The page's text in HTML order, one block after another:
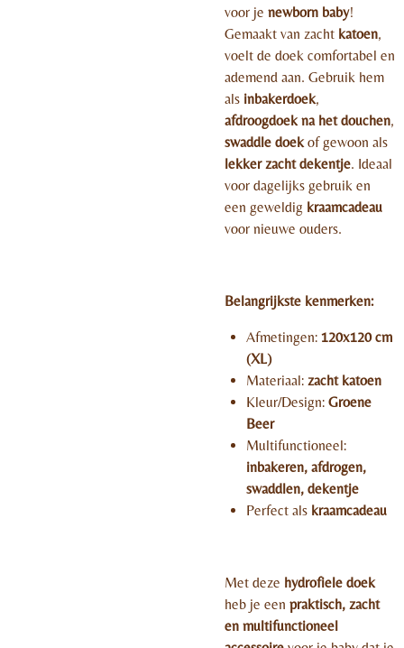
voor je newborn baby!
Gemaakt van zacht katoen,
voelt de doek comfortabel en
ademend aan. Gebruik hem
als inbakerdoek,
afdroogdoek na het douchen,
swaddle doekof gewoon als
lekker zacht dekentje. Ideaal
voor dagelijks gebruik en
een geweldig kraamcadeau
voor nieuwe ouders.
Belangrijkste kenmerken:
Afmetingen: 120x120 cm
(XL)
Materiaal: zacht katoen
Kleur/Design: Groene
Beer
Multifunctioneel:
inbakeren, afdrogen,
swaddlen, dekentje
Perfect als kraamcadeau
Met deze hydrofiele doek
heb je een praktisch, zacht
en multifunctioneel